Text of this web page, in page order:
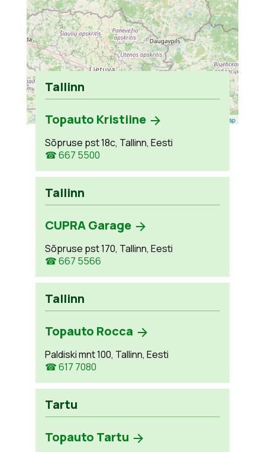
Leaflet OpenStreetMap
Tallinn
Topauto Kristiine
Sõpruse pst 18c, Tallinn, Eesti
☎ 667 5500
Tallinn
CUPRA Garage
Sõpruse pst 170, Tallinn, Eesti
☎ 667 5566
Tallinn
Topauto Rocca
Paldiski mnt 100, Tallinn, Eesti
☎ 617 7080
Tartu
Topauto Tartu